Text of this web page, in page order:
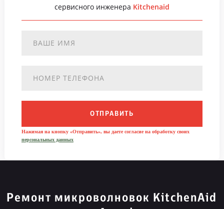
сервисного инженера Kitchenaid
ОТПРАВИТЬ
Нажимая на кнопку «Отправить», вы даете согласие на обработку своих
персональных данных
Ремонт микроволновок KitchenAid